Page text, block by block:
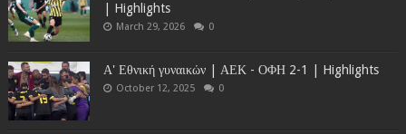
| Highlights
March 29, 2026 0
Α' Εθνική γυναικών | ΑΕΚ - ΟΦΗ 2-1 | Highlights
October 12, 2025 0